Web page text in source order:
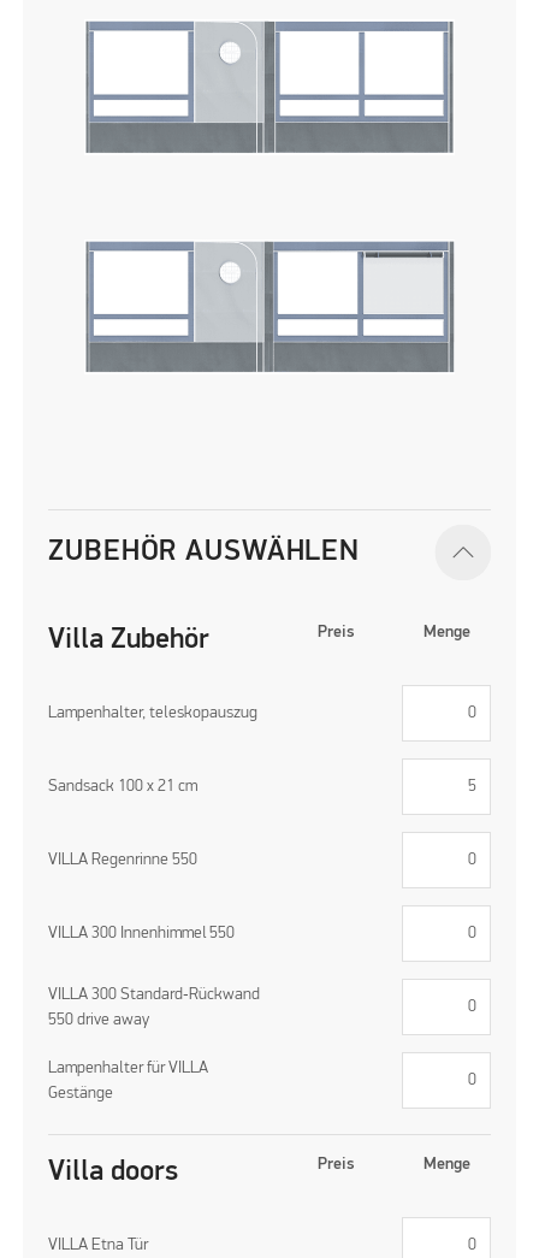
ZUBEHÖR AUSWÄHLEN
Villa Zubehör Preis Menge
Lampenhalter, teleskopauszug
Sandsack 100 x 21 cm
VILLA Regenrinne 550
VILLA 300 Innenhimmel 550
VILLA 300 Standard‑Rückwand
550 drive away
Lampenhalter für VILLA
Gestänge
Villa doors Preis Menge
VILLA Etna Tür